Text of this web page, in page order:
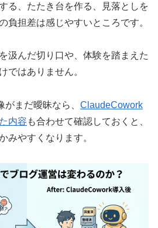
る、たたき台を作る、見落としを
負担差は感じやすいところです。
汲んだ切り口や、体験を踏まえた
ではありません。
まだ曖昧なら、 ClaudeCowork
内容 も合わせて確認しておくと、
みやすくなります。